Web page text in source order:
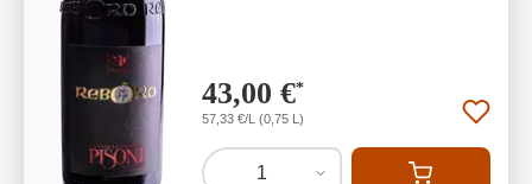
43,00 €*
57,33 €/L (0,75 L)
1